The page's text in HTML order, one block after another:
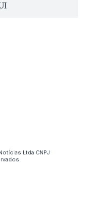
Ltda CNPJ